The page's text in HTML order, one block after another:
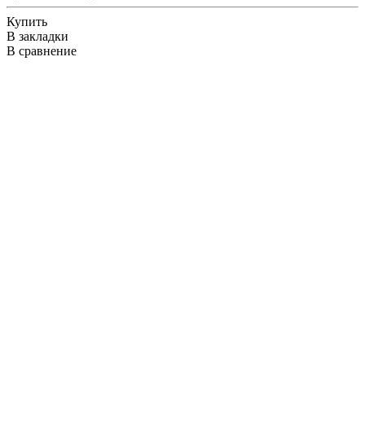
Купить
В закладки
В сравнение